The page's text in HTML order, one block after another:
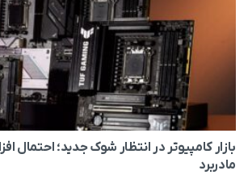
بازار کامپیوتر در انتظار شوک جدید؛ احتمال
مادربرد